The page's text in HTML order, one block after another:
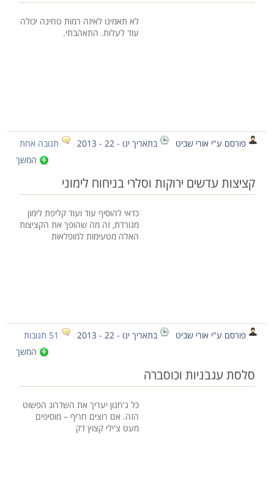
לא תאמינו לאיזה רמות טחינה יכולה
עוד לעלות. התאהבתי.
פורסם ע"י אורי שביט בתאריך ינו - 22 - 2013
תגובה אחת
המשך
קציצות עדשים ירוקות וסלרי בניחוח לימוני
כדאי להוסיף עוד ועוד קליפת לימון
מגורדת, זה מה שהופך את הקציצות
האלה מטעימות למופלאות
פורסם ע"י אורי שביט בתאריך ינו - 22 - 2013
51 תגובות
המשך
סלסת עגבניות וכוסברה
כל ג'חנון יעריך את השדרוג הפשוט
הזה. אם רוצים חריף – מוסיפים
מעט צ'ילי קצוץ דק